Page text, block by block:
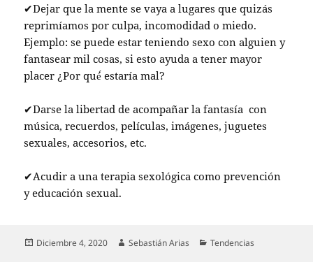
✔Dejar que la mente se vaya a lugares que quizás
reprimíamos por culpa, incomodidad o miedo.
Ejemplo: se puede estar teniendo sexo con alguien y
fantasear mil cosas, si esto ayuda a tener mayor
placer ¿Por qué́ estaría mal?
✔Darse la libertad de acompañar la fantasía con
música, recuerdos, películas, imágenes, juguetes
sexuales, accesorios, etc.
✔Acudir a una terapia sexológica como prevención
y educación sexual.
Publicado
Diciembre 4, 2020 Autor
Sebastián Arias Categorías
Tendencias